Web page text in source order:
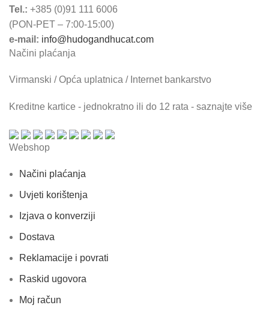
Tel.: +385 (0)91 111 6006
(PON-PET – 7:00-15:00)
e-mail: info@hudogandhucat.com
Načini plaćanja
Virmanski / Opća uplatnica / Internet bankarstvo
Kreditne kartice - jednokratno ili do 12 rata - saznajte više
Webshop
Načini plaćanja
Uvjeti korištenja
Izjava o konverziji
Dostava
Reklamacije i povrati
Raskid ugovora
Moj račun